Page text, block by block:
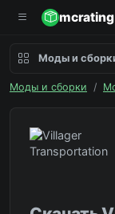
mcrating
Моды и
Моды и сборки /